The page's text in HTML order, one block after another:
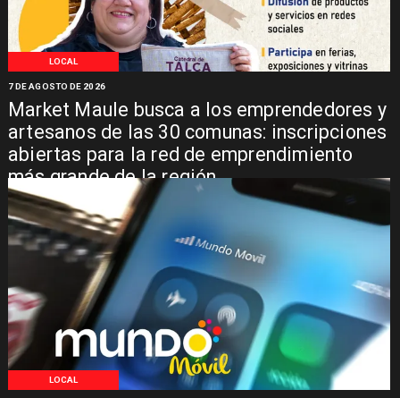
LOCAL
Market Maule busca a los emprendedores y
artesanos de las 30 comunas: inscripciones
abiertas para la red de emprendimiento
más grande de la región
7 DE AGOSTO DE 2026
LOCAL